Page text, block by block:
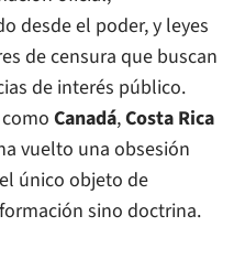
desde el poder, y leyes
de censura que buscan
de interés público.
Canadá,Costa Rica
vuelto una obsesión
único objeto de
sino doctrina.